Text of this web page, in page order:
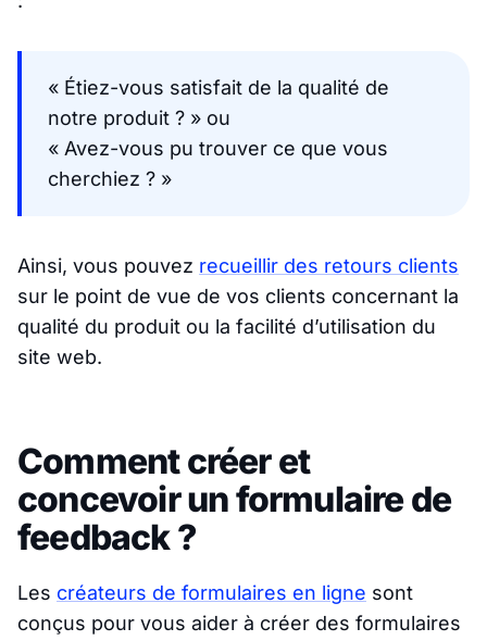
« Étiez-vous satisfait de la qualité de
notre produit ? » ou
« Avez-vous pu trouver ce que vous
cherchiez ? »
Ainsi, vous pouvez recueillir des retours clients
sur le point de vue de vos clients concernant la
qualité du produit ou la facilité d’utilisation du
site web.
Comment créer et
concevoir un formulaire de
feedback ?
Les créateurs de formulaires en ligne sont
conçus pour vous aider à créer des formulaires